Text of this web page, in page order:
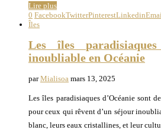
Lire plus
0 FacebookTwitterPinterestLinkedin
Îles
Les îles
inoubliable en Océanie
parMialisoa mars 13, 2025
Les îles paradisiaques d’Océanie sont
pour ceux qui rêvent d’un séjour
blanc, leurs eaux cristallines, et leur